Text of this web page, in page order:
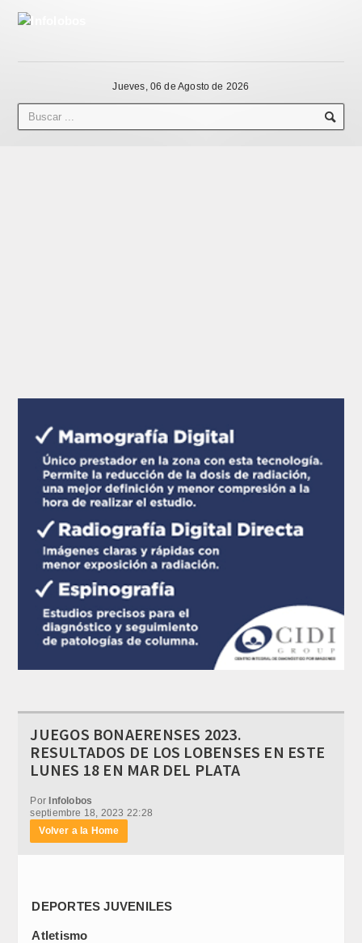
Jueves, 06 de Agosto de 2026
JUEGOS BONAERENSES 2023.
RESULTADOS DE LOS LOBENSES EN ESTE
LUNES 18 EN MAR DEL PLATA
Por Infolobos
septiembre 18, 2023 22:28
Volver a la Home
DEPORTES JUVENILES
Atletismo